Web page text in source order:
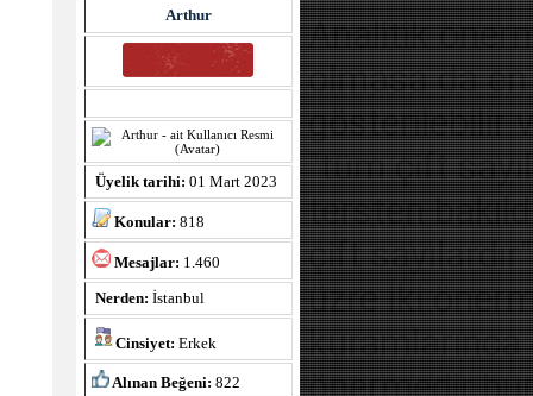
Arthur
Üyelik tarihi: 01 Mart 2023
Konular: 818
Mesajlar: 1.460
Nerden: İstanbul
Cinsiyet: Erkek
Alınan Beğeni: 822
Analitik
olmasa da
gösterilebilir
"tüm çift
tersten
çift
üzre iki